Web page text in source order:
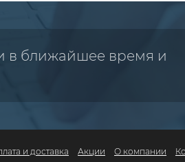
в ближайшее время и
и доставка Акции О компании